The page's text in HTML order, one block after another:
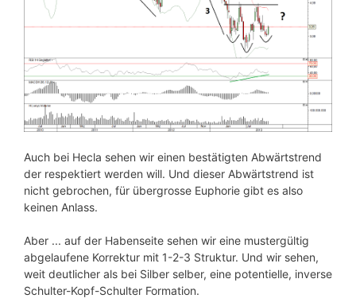
Auch bei Hecla sehen wir einen bestätigten Abwärtstrend
der respektiert werden will. Und dieser Abwärtstrend ist
nicht gebrochen, für übergrosse Euphorie gibt es also
keinen Anlass.
Aber ... auf der Habenseite sehen wir eine mustergültig
abgelaufene Korrektur mit 1-2-3 Struktur. Und wir sehen,
weit deutlicher als bei Silber selber, eine potentielle, inverse
Schulter-Kopf-Schulter Formation.